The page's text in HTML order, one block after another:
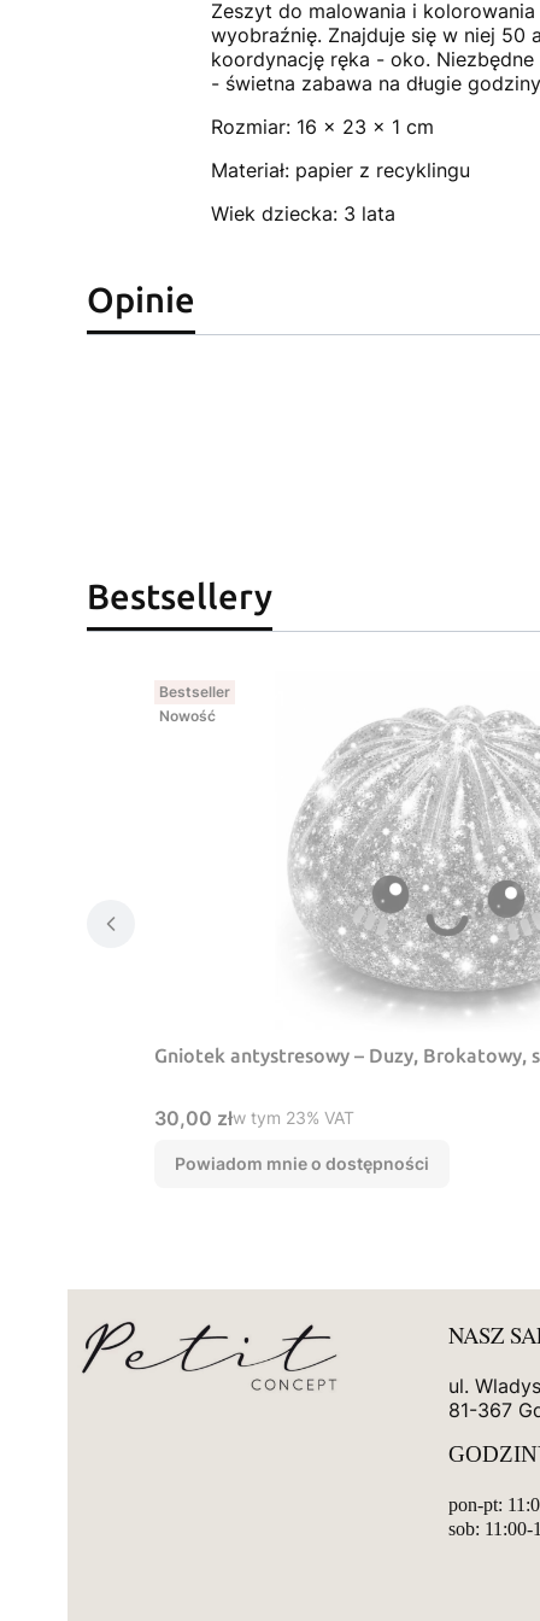
Zeszyt do malowania i
wyobraźnię. Znajduje się w niej
koordynację ręka - oko.
- świetna zabawa na długie
Rozmiar: 16 x 23 x 1 cm
Materiał: papier z recyklingu
Wiek dziecka: 3 lata
Opinie
Bestsellery
Bestseller
Nowość
Gniotek antystresowy – Duzy, Brokatowy,
Cena brutto
30,00 złw tym %s VAT
w tym 23% VAT
Powiadom mnie o dostępności
NASZ
ul.
81-367
pon-pt:
sob: 11:00-